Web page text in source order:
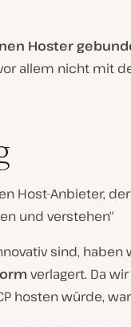
Hoster
allem nicht mit
Host-Anbieter,
und verstehen“
sind,
verlagert. Da
hosten würde,